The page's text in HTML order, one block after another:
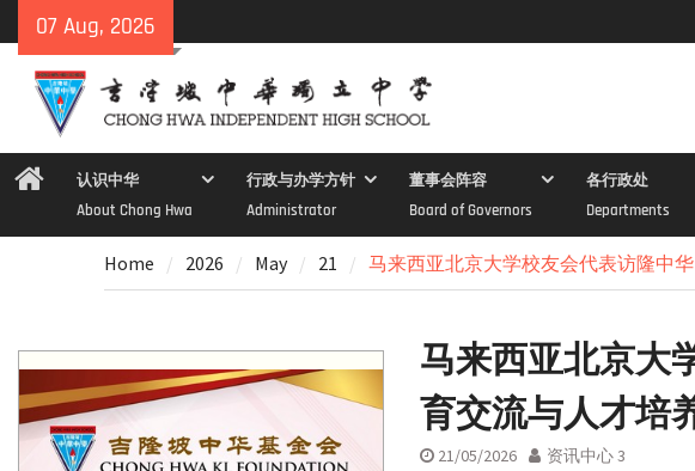
to
content
07 Aug, 2026
Home认识中华
About Chong Hwa
行政与办学方针
Administrator
董事会阵容
Board of Governors
各行政处
Departments
Home 2026 May 21 马来西亚北京大学校友会代表访隆中
马来西亚北京
育交流与人才培
21/05/2026 资讯中心 3